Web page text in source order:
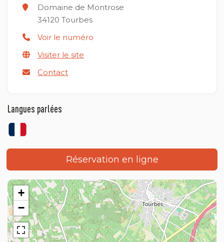
Domaine de Montrose
34120 Tourbes
Voir le numéro
Visiter le site
Contact
Langues parlées
Réservation en ligne
+
−